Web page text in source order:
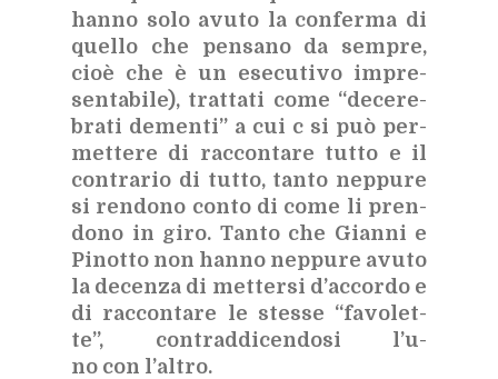
han­no solo avu­to la con­fer­ma di
quel­lo che pen­sa­no da sem­pre,
cioè che è un ese­cu­ti­vo im­pre­
sen­ta­bi­le), trat­ta­ti come “de­ce­re­
bra­ti de­men­ti” a cui c si può per­
met­te­re di rac­con­ta­re tut­to e il
con­tra­rio di tut­to, tan­to nep­pu­re
si ren­do­no con­to di come li pren­
do­no in giro. Tan­to che Gian­ni e
Pi­not­to non han­no nep­pu­re avu­to
la de­cen­za di met­ter­si d’ac­cor­do e
di rac­con­ta­re le stes­se “fa­vo­let­
te”, con­trad­di­cen­do­si l’u­
no con l’al­tro.